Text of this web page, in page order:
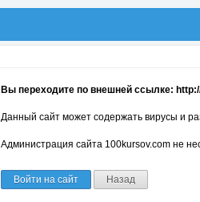
Вы переходите по внешней ссылке:
Данный сайт может содержать вирусы и
Администрация сайта 100kursov.com не
Войти на сайт Назад